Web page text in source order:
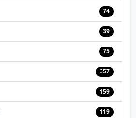
74
39
75
357
159
119